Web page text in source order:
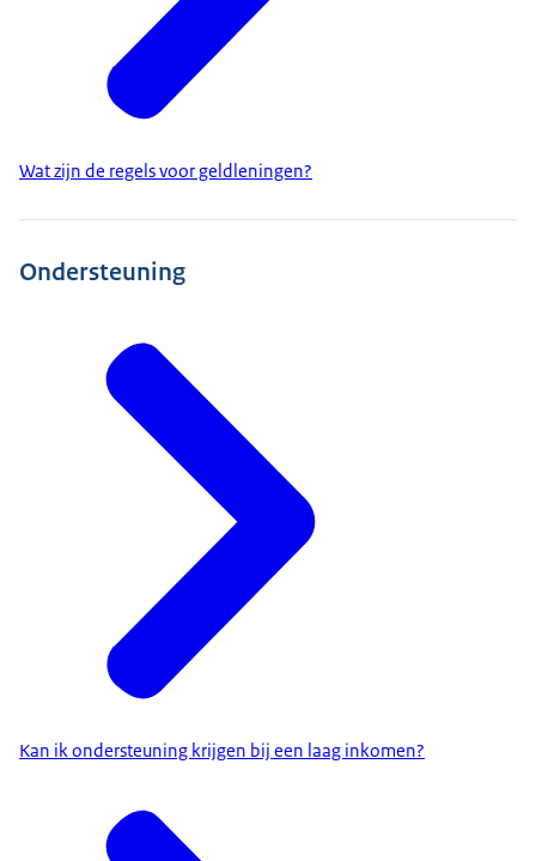
Wat zijn de regels voor geldleningen?
Ondersteuning
Kan ik ondersteuning krijgen bij een laag inkomen?